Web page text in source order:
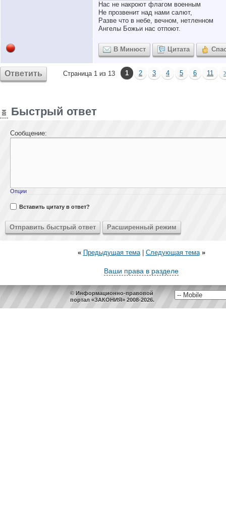
Нас не накроют флагом военным
Не прозвенит над нами салют,
Разве что в небе, вечном, нетленном
Ангелы Божьи нас отпоют.
В Минюст Цитата
Ответить Страница 1 из 13 1 2 3 4 5 6 11
Быстрый ответ
Сообщение:
Опции
Вставить цитату в ответ?
« Предыдущая тема| Следующая тема »
Ваши права в разделе
© Информационно-правовой
портал «ЗАКОНИЯ» 2008-2026.